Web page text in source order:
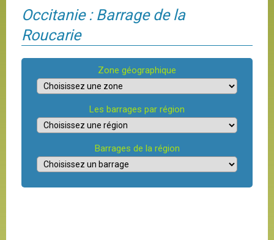
Occitanie : Barrage de la
Roucarie
Zone géographique
Les barrages par région
Barrages de la région